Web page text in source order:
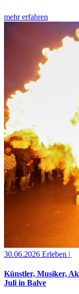
mehr erfahren
30.06.2026 Erleben |
Künstler, Musiker,
Juli in Balve